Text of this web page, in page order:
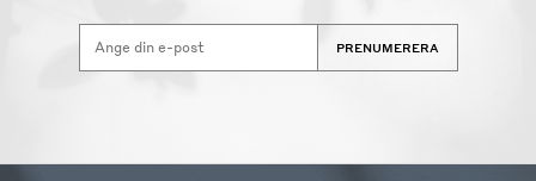
PRENUMERERA